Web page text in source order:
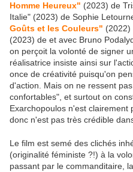
Homme Heureux" (2023) de
Italie" (2023) de Sophie
Goûts et les Couleurs" (2022)
(2023) de et avec Bruno
on perçoit la volonté de signer
réalisatrice insiste ainsi sur
once de créativité puisqu'on
d'action. Mais on ne ressent
confortables", et surtout on
Exarchopoulos n'est clairement
donc n'est pas très crédible
Le film est semé des clichés
(originalité féministe ?!) à la
passant par le commanditaire,